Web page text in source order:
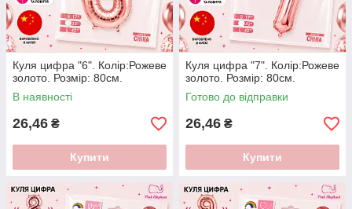
Куля цифра "6". Колір:Рожеве
золото. Розмір: 80см.
В наявності
26,46 ₴
Купити
Куля цифра "7". Колір:Рожеве
золото. Розмір: 80см.
Готово до відправки
26,46 ₴
Купити